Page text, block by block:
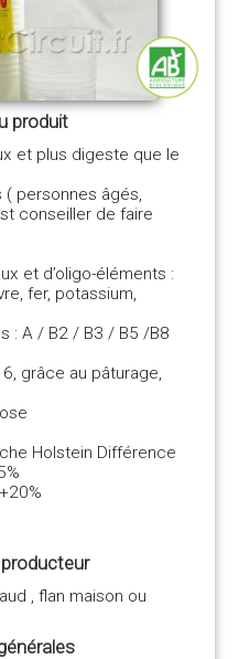
produit
et plus digeste que le
( personnes âgés,
conseiller de faire
et d’oligo-éléments :
fer, potassium,
: A / B2 / B3 / B5 /B8
grâce au pâturage,
Holstein Différence
, flan maison ou